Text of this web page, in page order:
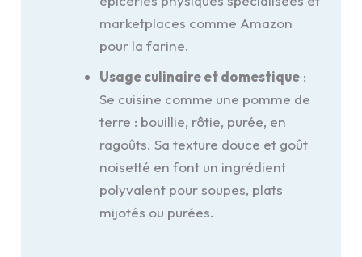
marketplaces comme Amazon
pour la farine.
Usage culinaire et domestique:
Se cuisine comme une pomme de
terre : bouillie, rôtie, purée, en
ragoûts. Sa texture douce et goût
noisetté en font un ingrédient
polyvalent pour soupes, plats
mijotés ou purées.